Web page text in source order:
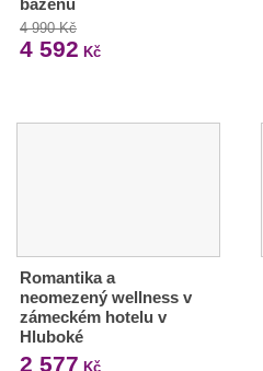
4 990 Kč
4 592 Kč
Romantika a
neomezený wellness v
zámeckém hotelu v
Hluboké
2 577 Kč